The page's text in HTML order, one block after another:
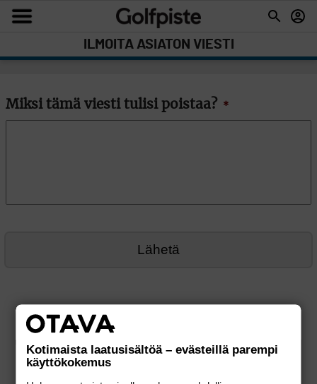
ILMOITA ASIATON VIESTI
Miksi tämä viesti tulisi poistaa? *
Kotimaista laatusisältöä – evästeillä parempi
käyttökokemus